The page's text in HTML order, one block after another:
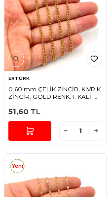
ERTÜRK
0.60 mm ÇELİK ZİNCİR, KIVRIK
ZİNCİR, GOLD RENK, 1. KALİTE
51,60 TL
Yeni